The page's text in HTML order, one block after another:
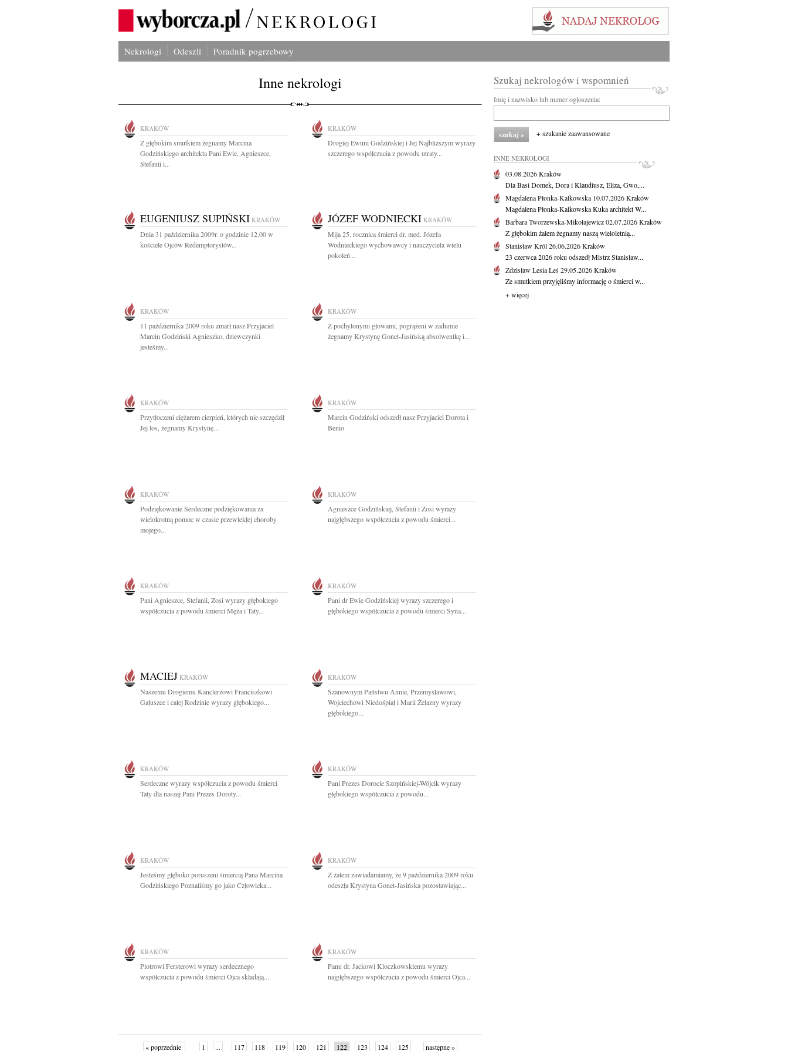
Nekrologi Odeszli Poradnik pogrzebowy
Inne nekrologi
KRAKÓW
Z głębokim smutkiem żegnamy Marcina
Godzińskiego architekta Pani Ewie, Agnieszce,
Stefanii i...
KRAKÓW
Drogiej Ewuni Godzińskiej i Jej Najbliższym wyrazy
szczerego współczucia z powodu utraty...
EUGENIUSZ SUPIŃSKI KRAKÓW
Dnia 31 października 2009r. o godzinie 12.00 w
kościele Ojców Redemptorystów...
JÓZEF WODNIECKI KRAKÓW
Mija 25. rocznica śmierci dr. med. Józefa
Wodnieckiego wychowawcy i nauczyciela wielu
pokoleń...
KRAKÓW
11 października 2009 roku zmarł nasz Przyjaciel
Marcin Godziński Agnieszko, dziewczynki
jesteśmy...
KRAKÓW
Z pochylonymi głowami, pogrążeni w zadumie
żegnamy Krystynę Gonet-Jasińską absolwentkę i...
KRAKÓW
Przytłoczeni ciężarem cierpień, których nie szczędził
Jej los, żegnamy Krystynę...
KRAKÓW
Marcin Godziński odszedł nasz Przyjaciel Dorota i
Benio
KRAKÓW
Podziękowanie Serdeczne podziękowania za
wielokrotną pomoc w czasie przewlekłej choroby
mojego...
KRAKÓW
Agnieszce Godzińskiej, Stefanii i Zosi wyrazy
najgłębszego współczucia z powodu śmierci...
KRAKÓW
Pani Agnieszce, Stefanii, Zosi wyrazy głębokiego
współczucia z powodu śmierci Męża i Taty...
KRAKÓW
Pani dr Ewie Godzińskiej wyrazy szczerego i
głębokiego współczucia z powodu śmierci Syna...
MACIEJ KRAKÓW
Naszemu Drogiemu Kanclerzowi Franciszkowi
Gałuszce i całej Rodzinie wyrazy głębokiego...
KRAKÓW
Szanownym Państwu Annie, Przemysławowi,
Wojciechowi Niedośpiał i Marii Żelazny wyrazy
głębokiego...
KRAKÓW
Serdeczne wyrazy współczucia z powodu śmierci
Taty dla naszej Pani Prezes Doroty...
KRAKÓW
Pani Prezes Dorocie Szopińskiej-Wójcik wyrazy
głębokiego współczucia z powodu...
KRAKÓW
Jesteśmy głęboko poruszeni śmiercią Pana Marcina
Godzińskiego Poznaliśmy go jako Człowieka...
KRAKÓW
Z żalem zawiadamiamy, że 9 października 2009 roku
odeszła Krystyna Gonet-Jasińska pozostawiając...
KRAKÓW
Piotrowi Fersterowi wyrazy serdecznego
współczucia z powodu śmierci Ojca składają...
KRAKÓW
Panu dr. Jackowi Kloczkowskiemu wyrazy
najgłębszego współczucia z powodu śmierci Ojca...
« poprzednie 1 ... 117 118 119 120 121 122 123 124 125 następne »
Szukaj nekrologów i wspomnień
Imię i nazwisko lub numer ogłoszenia:
+ szukanie zaawansowane
INNE NEKROLOGI
03.08.2026Kraków
Dla Basi Domek, Dora i Klaudiusz, Eliza, Gwo,...
Magdalena Płonka-Kalkowska 10.07.2026Kraków
Magdalena Płonka-Kalkowska Kuka architekt W...
Barbara Tworzewska-Mikołajewicz02.07.2026Kraków
Z głębokim żalem żegnamy naszą wieloletnią...
Stanisław Król26.06.2026Kraków
23 czerwca 2026 roku odszedł Mistrz Stanisław...
Zdzisław Lesia Leś29.05.2026Kraków
Ze smutkiem przyjęliśmy informację o śmierci w...
+ więcej